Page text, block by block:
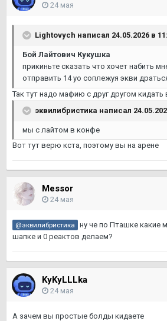
24 мая
Lightovych написал 24.05.2026 в
Бой Лайтович Кукушка
прикиньте сказать что хочет набить
отправить 14 yo соплежуя экви
Так тут надо мафию с друг другом
эквилибристика написал
мы с лайтом в конфе
Вот тут верю кста, поэтому вы на арене
Messor
24 мая
@эквилибристика
ну че по Пташке какие
шапке и 0 реактов делаем?
KyKyLLLka
24 мая
А зачем вы простые болды кидаете